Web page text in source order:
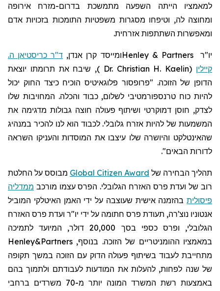
למאמציו הייתה השפעה מתמשכת בדרום-מזרח אירופה
ומחוצה לה, וטיפחו מסגרות משפטיות התומכות בזכויות אדם
ומאפשרות השתתפות אזרחית.
יו"ר Henley & Partnersומייסד קרן אנדן, ד"ר כריסטיאן ה.
קיילין (
Dr. Christian H. Kaelin
)
, שיבח את תרומתו יוצאת
הדופן של הזוכה. "פרופסור פלוגאיטיס הוכיח כיצד החוק יכול
להיות כוח טרנספורמטיבי לשלום, כבוד והכלה. המחויבות שלו
לצדק, חוסן דמוקרטי ושיתוף פעולה חוצה גבולות מדגימה את
המשמעות של להיות אזרח גלובלי. לכבוד הוא לנו להכיר במנהיג
שהאינטלקט והיושרה שלו עיצבו את המוסדות והעניקו השראה
לדורות הבאים".
תהליך הבחירה של Global Citizen Award מבוסס על החלטת
רוב של ועדת פרס האזרח הגלובלי. הפרס עצמו מורכב ממדליה
פיסולית בהזמנה אישית שעוצבה על ידי האמן האיטלקי המוביל
אנטוניו נוצ'רה, תעודת פרס חתומה על ידי יו"ר ועדת פרס האזרח
הגלובלי, ופרס כספי בסך 20,000 דולר, המיועד לתמיכה
במאמציו ההומניטריים של הזוכה. בנוסף, Henley&Partners
מתחייבת לעבוד בשיתוף פעולה הדוק עם הזוכה במשך תקופה
של שנה לפחות, להעלות את המודעות לעבודתם ולתמוך בהם
באמצעות רשת המשרד המונה יותר מ-70 משרדים ברחבי